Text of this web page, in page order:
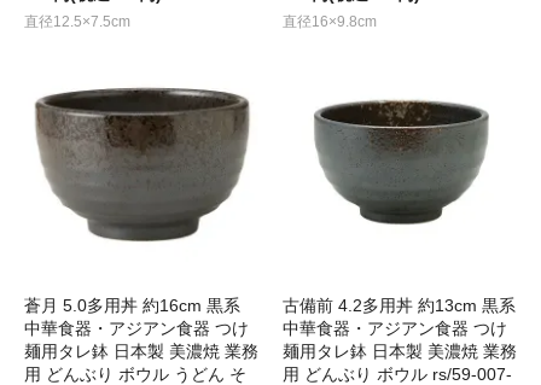
直径12.5×7.5cm 直径16×9.8cm
蒼月 5.0多用丼 約16cm 黒系
中華食器・アジアン食器 つけ
麺用タレ鉢 日本製 美濃焼 業務
用 どんぶり ボウル うどん そ
古備前 4.2多用丼 約13cm 黒系
中華食器・アジアン食器 つけ
麺用タレ鉢 日本製 美濃焼 業務
用 どんぶり ボウル rs/59-007-